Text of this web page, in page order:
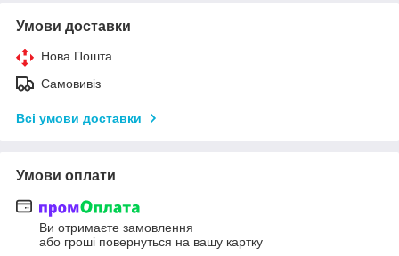
Умови доставки
Нова Пошта
Самовивіз
Всі умови доставки
Умови оплати
Ви отримаєте замовлення
або гроші повернуться на вашу картку